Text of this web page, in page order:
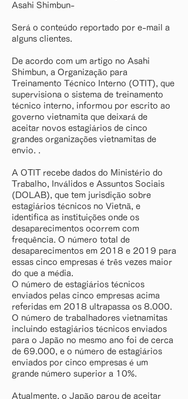
Asahi Shimbun-
Será o conteúdo reportado por e-mail a
alguns clientes.
De acordo com um artigo no Asahi
Shimbun, a Organização para
Treinamento Técnico Interno (OTIT), que
supervisiona o sistema de treinamento
técnico interno, informou por escrito ao
governo vietnamita que deixará de
aceitar novos estagiários de cinco
grandes organizações vietnamitas de
envio. .
A OTIT recebe dados do Ministério do
Trabalho, Inválidos e Assuntos Sociais
(DOLAB), que tem jurisdição sobre
estagiários técnicos no Vietnã, e
identifica as instituições onde os
desaparecimentos ocorrem com
frequência. O número total de
desaparecimentos em 2018 e 2019 para
essas cinco empresas é três vezes maior
do que a média.
O número de estagiários técnicos
enviados pelas cinco empresas acima
referidas em 2018 ultrapassa os 8.000.
O número de trabalhadores vietnamitas
incluindo estagiários técnicos enviados
para o Japão no mesmo ano foi de cerca
de 69.000, e o número de estagiários
enviados por cinco empresas é um
grande número superior a 10%.
Atualmente, o Japão parou de aceitar